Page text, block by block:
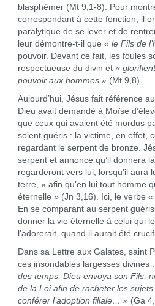
blasphémer (Mt 9,1-8). Pour
correspondant à cette fonction, il
paralytique de se lever et de
leur démontre-t-il que « le Fils de
pouvoir. Devant ce fait, les foules
respectueuse du divin et «
pouvoir aux hommes »(Mt 9,8).
Aujourd’hui, Jésus fait référence
Dieu avait demandé à Moïse
que ceux qui avaient été mordus
soient guéris : la victime, en effet,
regardant le serpent de bronze.
serpent et annonce qu’il donnera
regarderont vers lui, lorsqu’il aura
terre, « afin qu’en lui tout homme
éternelle » (Jn 3,16). Ici, le verbe «
En se comparant au serpent
donner la vie éternelle à celui qui
l’adorerait, quand il aurait été
Dans sa Lettre aux Galates, saint
ces insondables largesses divines :
des temps, Dieu envoya son Fils,
de la Loi afin de racheter les
conférer l’adoption filiale… »(Ga